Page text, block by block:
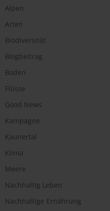
Alpen
Arten
Biodiversität
Blogbeitrag
Boden
Flüsse
Good News
Kampagne
Kaunertal
Klima
Meere
Nachhaltig Leben
Nachhaltige Ernährung